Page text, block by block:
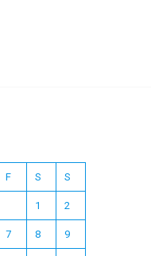
F S S
1 2
7 8 9